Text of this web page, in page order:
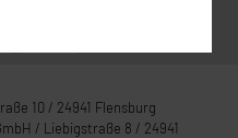
10 / 24941 Flensburg
/ Liebigstraße 8 / 24941